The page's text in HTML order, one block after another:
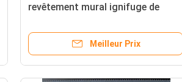
revêtement mural ignifuge de
Meilleur Prix